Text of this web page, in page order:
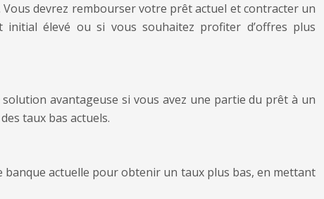
devrez rembourser votre prêt actuel et contracter un
élevé ou si vous souhaitez profiter d’offres plus
avantageuse si vous avez une partie du prêt à un
taux bas actuels.
banque actuelle pour obtenir un taux plus bas, en mettant